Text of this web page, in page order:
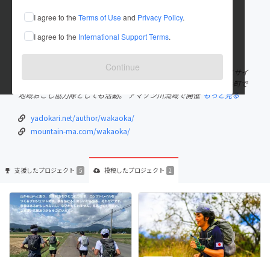
I agree to the Terms of Use and Privacy Policy.
I agree to the International Support Terms.
Continue
これまでに5回支援して2件のプロジェクトを投稿しています
在住国：日本 現在地：福岡県
出身国：日本 出身地：石川県
石川県出身。元新聞記者で、現在は地域メディアの運営やニュースサイ
トのディレクションに携わっています。福岡の東のはしにある上毛町で
地域おこし協力隊としても活動。 アマゾン川流域で開催 もっと見る
yadokari.net/author/wakaoka/
mountain-ma.com/wakaoka/
支援したプロジェクト 5 投稿したプロジェクト 2